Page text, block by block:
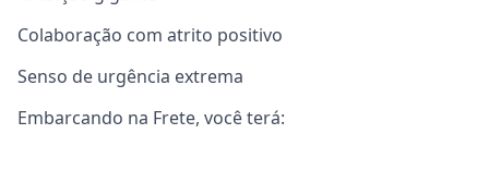
Colaboração com atrito positivo
Senso de urgência extrema
Embarcando na Frete, você terá: